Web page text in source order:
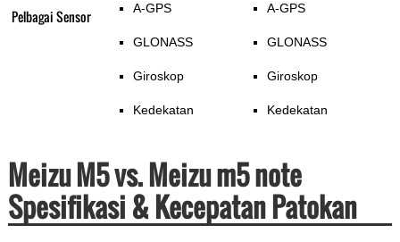
Pelbagai Sensor A-GPS
GLONASS
Giroskop
Kedekatan
A-GPS
GLONASS
Giroskop
Kedekatan
Meizu M5 vs. Meizu m5 note
Spesifikasi & Kecepatan Patokan